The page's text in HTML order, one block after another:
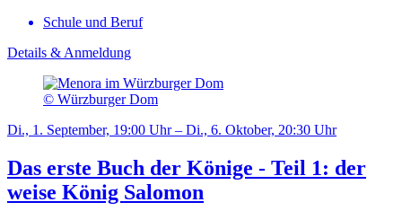
Schule und Beruf
Details & Anmeldung
© Würzburger Dom
Di., 1. September, 19:00 Uhr – Di., 6. Oktober, 20:30 Uhr
Das erste Buch der Könige - Teil 1: der
weise König Salomon